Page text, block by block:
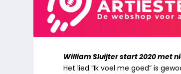
William Sluijter start 2020 met
Het lied “Ik voel me goed” is